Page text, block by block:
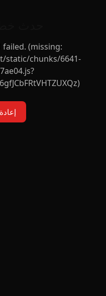
failed. (missing:
static/chunks/6641-